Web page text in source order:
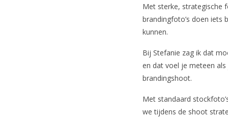
Met sterke, strategische
brandingfoto’s doen iets
kunnen.
Bij Stefanie zag ik dat
en dat voel je meteen
brandingshoot.
Met standaard
we tijdens de shoot